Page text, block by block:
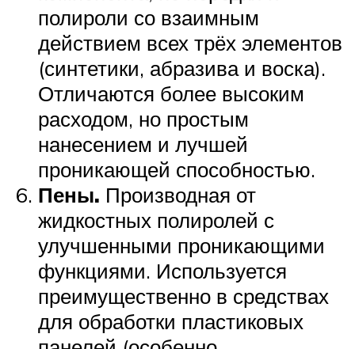
полироли со взаимным
действием всех трёх элементов
(синтетики, абразива и воска).
Отличаются более высоким
расходом, но простым
нанесением и лучшей
проникающей способностью.
Пены. Производная от
жидкостных полиролей с
улучшенными проникающими
функциями. Используется
преимущественно в средствах
для обработки пластиковых